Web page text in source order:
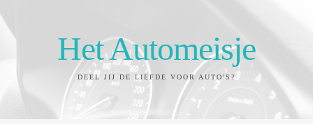
Het Automeisje
DEEL JIJ DE LIEFDE VOOR AUTO'S?